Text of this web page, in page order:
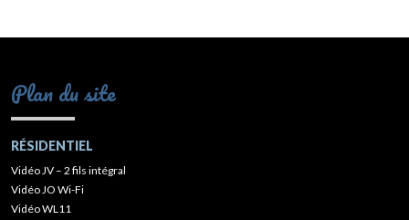
Plan du site
RÉSIDENTIEL
Vidéo JV – 2 fils intégral
Vidéo JO Wi-Fi
Vidéo WL11